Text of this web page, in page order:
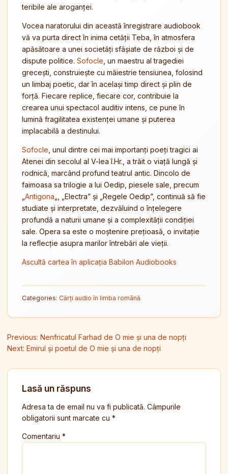
teribile ale aroganței.
Vocea naratorului din această înregistrare audiobook
vă va purta direct în inima cetății Teba, în atmosfera
apăsătoare a unei societăți sfâșiate de război și de
dispute politice. Sofocle , un maestru al tragediei
grecești, construiește cu măiestrie tensiunea, folosind
un limbaj poetic, dar în același timp direct și plin de
forță. Fiecare replice, fiecare cor, contribuie la
crearea unui spectacol auditiv intens, ce pune în
lumină fragilitatea existenței umane și puterea
implacabilă a destinului.
Sofocle , unul dintre cei mai importanți poeți tragici ai
Atenei din secolul al V-lea î.Hr., a trăit o viață lungă și
rodnică, marcând profund teatrul antic. Dincolo de
faimoasa sa trilogie a lui Oedip, piesele sale, precum
Antigona „, „Electra” și „Regele Oedip”, continuă să fie
studiate și interpretate, dezvăluind o înțelegere
profundă a naturii umane și a complexității condiției
sale. Opera sa este o moștenire prețioasă, o invitație
la reflecție asupra marilor întrebări ale vieții.
Ascultă cartea în aplicația Babilon Audiobooks
Categories: Cărți audio în limba română
Navigare în articole
Previous: Nenfricatul Farhad de O mie și una de nopți
Next: Emirul și poetul de O mie și una de nopți
Lasă un răspuns
Adresa ta de email nu va fi publicată. Câmpurile
obligatorii sunt marcate cu *
Comentariu *